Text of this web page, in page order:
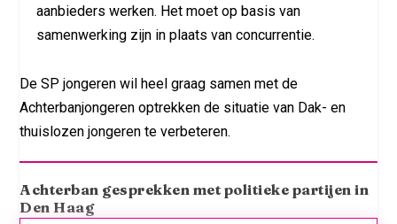
aanbieders werken. Het moet op basis van
samenwerking zijn in plaats van concurrentie.
De SP jongeren wil heel graag samen met de
Achterbanjongeren optrekken de situatie van Dak- en
thuislozen jongeren te verbeteren.
Achterban gesprekken met politieke partijen in
Den Haag